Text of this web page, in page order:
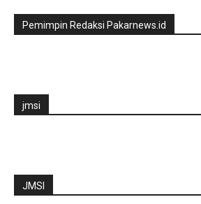
Pemimpin Redaksi Pakarnews.id
jmsi
JMSI